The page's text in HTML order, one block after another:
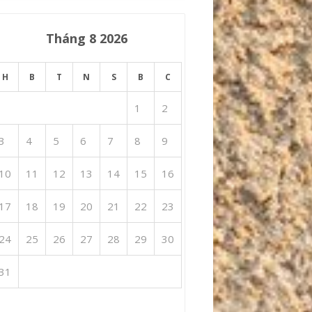
Tháng 8 2026
H B T N S B C
1 2
4 5 6 7 8 9
11 12 13 14 15 16
18 19 20 21 22 23
25 26 27 28 29 30